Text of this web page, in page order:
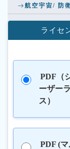
航空宇宙/ 防
ライセ
PDF（
ーザー
ス）
PDF (